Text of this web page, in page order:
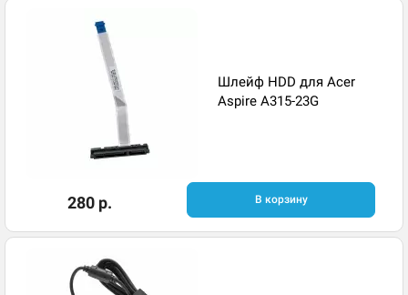
Шлейф HDD для Acer
Aspire A315-23G
280 р. В корзину